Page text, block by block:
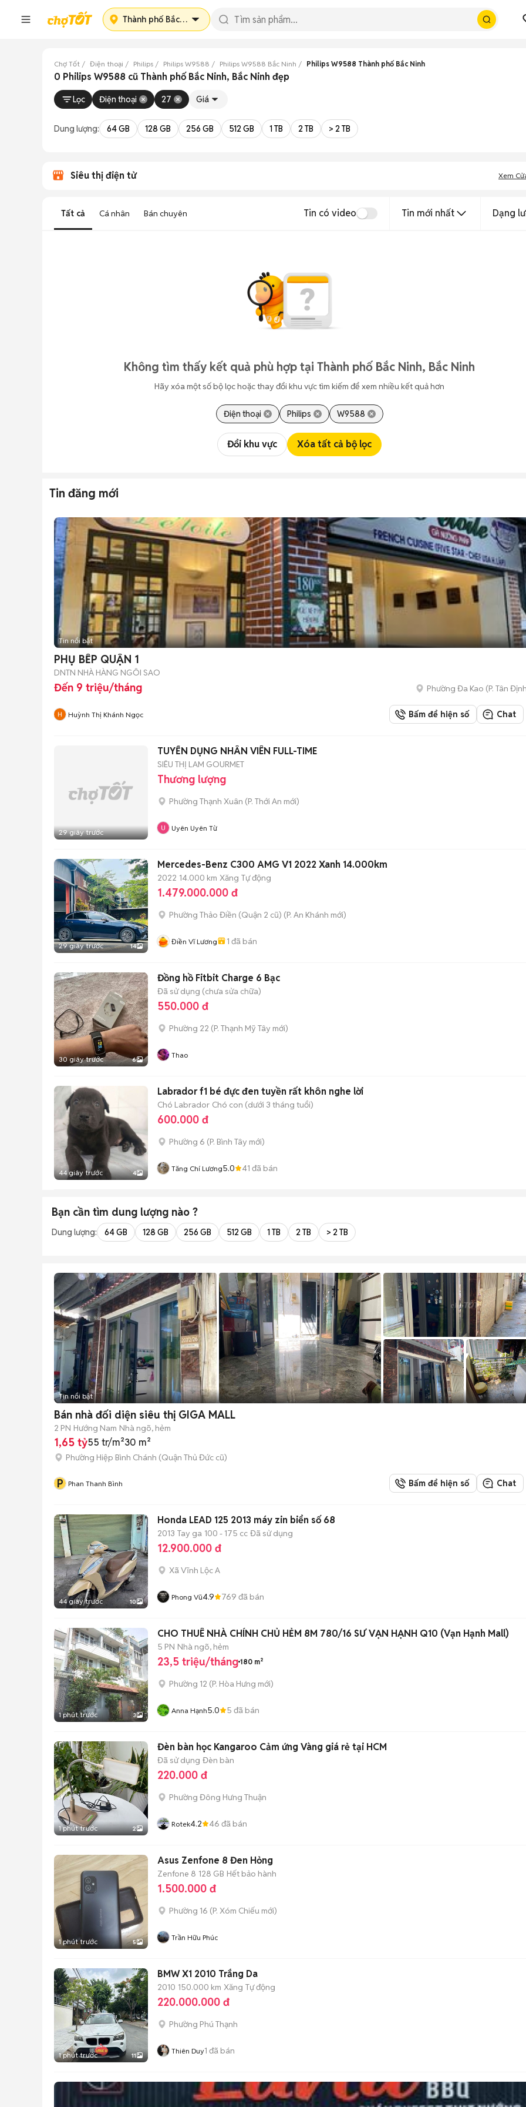
Thành phố Bắc Ninh
Chợ Tốt Điện thoại Philips Philips W9588 Philips W9588 Bắc Ninh Philips W9588 Thành phố Bắc Ninh
0 Philips W9588 cũ Thành phố Bắc Ninh, Bắc Ninh đẹp
Lọc Điện thoại 27 Giá
Dung lượng: 64 GB 128 GB 256 GB 512 GB 1 TB 2 TB > 2 TB
Siêu thị điện tử Xem
Tất cả Cá nhân Bán chuyên Tin có video Tin mới nhất Dạng
Không tìm thấy kết quả phù hợp tại Thành phố Bắc Ninh, Bắc Ninh
Hãy xóa một số bộ lọc hoặc thay đổi khu vực tìm kiếm để xem nhiều kết quả hơn
Điện thoại Philips W9588
Đổi khu vực Xóa tất cả bộ lọc
Tin đăng mới
Tin nổi bật
PHỤ BẾP QUẬN 1
DNTN NHÀ HÀNG NGÔI SAO
Đến 9 triệu/tháng Phường Đa Kao (P. Tân
Huỳnh Thị Khánh Ngọc Bấm để hiện số Chat
29 giây trước
TUYỂN DỤNG NHÂN VIÊN FULL-TIME
SIÊU THỊ LAM GOURMET
Thương lượng
Phường Thạnh Xuân (P. Thới An mới)
Uyên Uyên Từ
29 giây trước 14
Mercedes-Benz C300 AMG V1 2022 Xanh 14.000km
2022 14.000 km Xăng Tự động
1.479.000.000 đ
Phường Thảo Điền (Quận 2 cũ) (P. An Khánh mới)
Điền Vĩ Lương 1 đã bán
30 giây trước 6
Đồng hồ Fitbit Charge 6 Bạc
Đã sử dụng (chưa sửa chữa)
550.000 đ
Phường 22 (P. Thạnh Mỹ Tây mới)
Thao
44 giây trước 4
Labrador f1 bé đực đen tuyền rất khôn nghe lời
Chó Labrador Chó con (dưới 3 tháng tuổi)
600.000 đ
Phường 6 (P. Bình Tây mới)
Tăng Chí Lương5.0 41 đã bán
Bạn cần tìm dung lượng nào ?
Dung lượng: 64 GB 128 GB 256 GB 512 GB 1 TB 2 TB > 2 TB
Tin nổi bật
Bán nhà đối diện siêu thị GIGA MALL
2 PN Hướng Nam Nhà ngõ, hẻm
1,65 tỷ55 tr/m²30 m²
Phường Hiệp Bình Chánh (Quận Thủ Đức cũ)
P Phan Thanh Bình Bấm để hiện số Chat
44 giây trước 10
Honda LEAD 125 2013 máy zin biển số 68
2013 Tay ga 100 - 175 cc Đã sử dụng
12.900.000 đ
Xã Vĩnh Lộc A
Phong Vũ4.9 769 đã bán
1 phút trước 3
CHO THUÊ NHÀ CHÍNH CHỦ HẺM 8M 780/16 SƯ VẠN HẠNH Q10 (Vạn Hạnh Mall)
5 PN Nhà ngõ, hẻm
23,5 triệu/tháng 180 m²
Phường 12 (P. Hòa Hưng mới)
Anna Hạnh5.0 5 đã bán
1 phút trước 2
Đèn bàn học Kangaroo Cảm ứng Vàng giá rẻ tại HCM
Đã sử dụng Đèn bàn
220.000 đ
Phường Đông Hưng Thuận
Rotek4.2 46 đã bán
1 phút trước 5
Asus Zenfone 8 Đen Hỏng
Zenfone 8 128 GB Hết bảo hành
1.500.000 đ
Phường 16 (P. Xóm Chiếu mới)
Trần Hữu Phúc
1 phút trước 11
BMW X1 2010 Trắng Da
2010 150.000 km Xăng Tự động
220.000.000 đ
Phường Phú Thạnh
Thiên Duy1 đã bán